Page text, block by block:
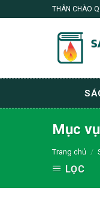
to
THÂN CHÀO
Mục
Trang chủ /
LỌC